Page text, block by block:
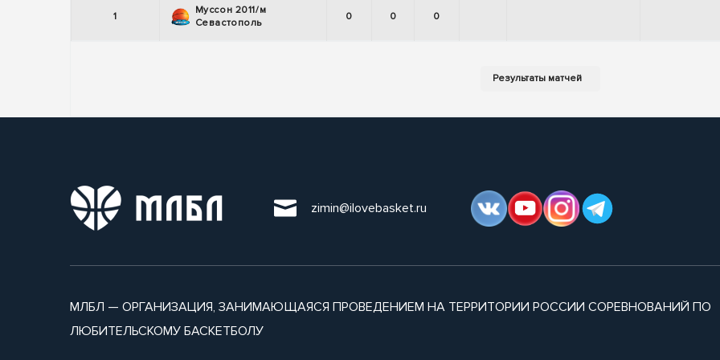
1
Муссон 2011/м
Севастополь
0 0 0
zimin@ilovebasket.ru
МЛБЛ — ОРГАНИЗАЦИЯ, ЗАНИМАЮЩАЯСЯ ПРОВЕДЕНИЕМ НА ТЕРРИТОРИИ РОССИИ СОРЕВНОВАНИЙ ПО
ЛЮБИТЕЛЬСКОМУ БАСКЕТБОЛУ